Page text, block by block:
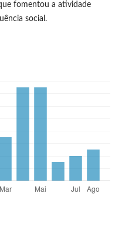
fomentou a atividade
social.